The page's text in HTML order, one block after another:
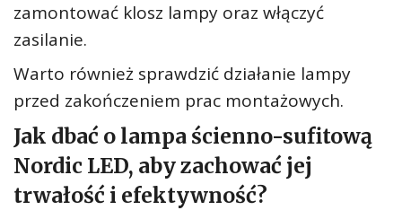
zamontować klosz lampy oraz włączyć
zasilanie.
Warto również sprawdzić działanie lampy
przed zakończeniem prac montażowych.
Jak dbać o lampa ścienno-sufitową
Nordic LED, aby zachować jej
trwałość i efektywność?